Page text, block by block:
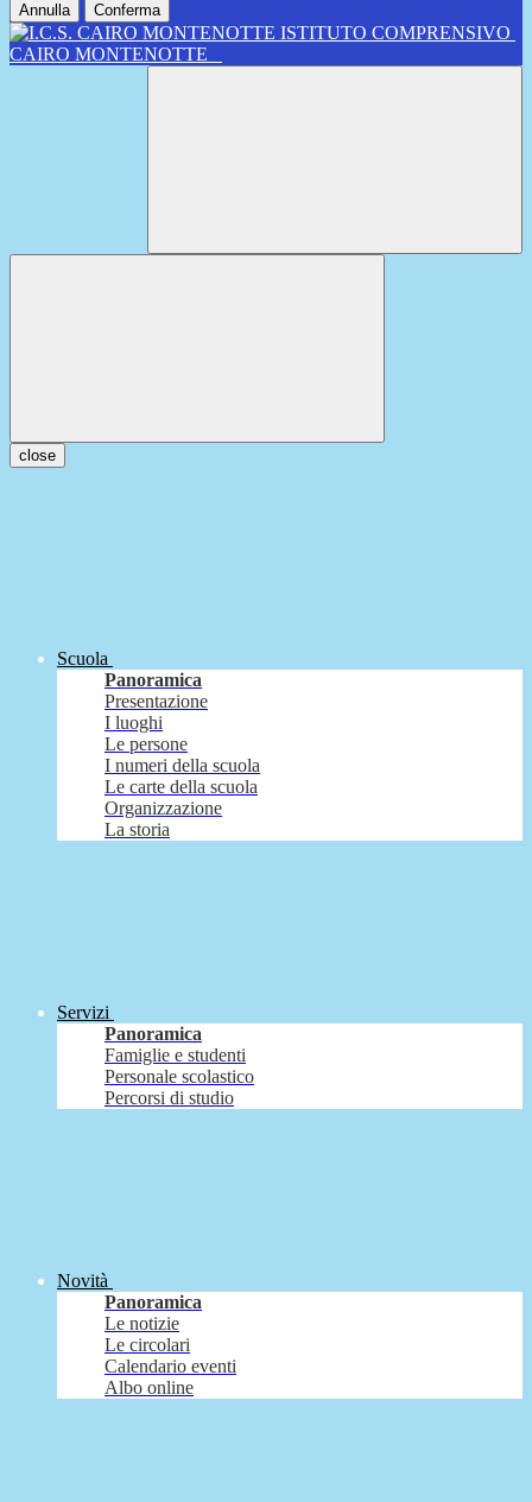
Annulla Conferma
ISTITUTO COMPRENSIVO
CAIRO MONTENOTTE
close
Scuola
Panoramica
Presentazione
I luoghi
Le persone
I numeri della scuola
Le carte della scuola
Organizzazione
La storia
Servizi
Panoramica
Famiglie e studenti
Personale scolastico
Percorsi di studio
Novità
Panoramica
Le notizie
Le circolari
Calendario eventi
Albo online